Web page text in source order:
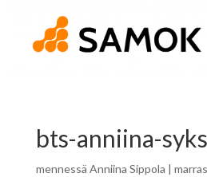
bts-anniina-
mennessä Anniina Sippola |